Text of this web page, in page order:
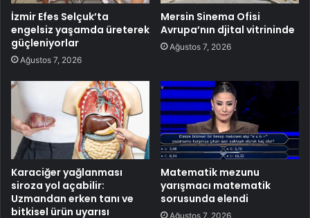
İzmir Efes Selçuk’ta
engelsiz yaşamda üreterek
güçleniyorlar
Ağustos 7, 2026
Mersin Sinema Ofisi
Avrupa’nın djital vitrininde
Ağustos 7, 2026
Karaciğer yağlanması
siroza yol açabilir:
Uzmandan erken tanı ve
bitkisel ürün uyarısı
Matematik mezunu
yarışmacı matematik
sorusunda elendi
Ağustos 7, 2026